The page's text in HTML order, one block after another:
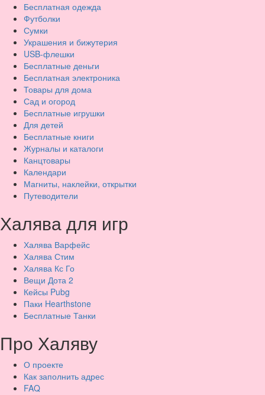
Бесплатная одежда
Футболки
Сумки
Украшения и бижутерия
USB-флешки
Бесплатные деньги
Бесплатная электроника
Товары для дома
Сад и огород
Бесплатные игрушки
Для детей
Бесплатные книги
Журналы и каталоги
Канцтовары
Календари
Магниты, наклейки, открытки
Путеводители
Халява для игр
Халява Варфейс
Халява Стим
Халява Кс Го
Вещи Дота 2
Кейсы Pubg
Паки Hearthstone
Бесплатные Танки
Про Халяву
О проекте
Как заполнить адрес
FAQ